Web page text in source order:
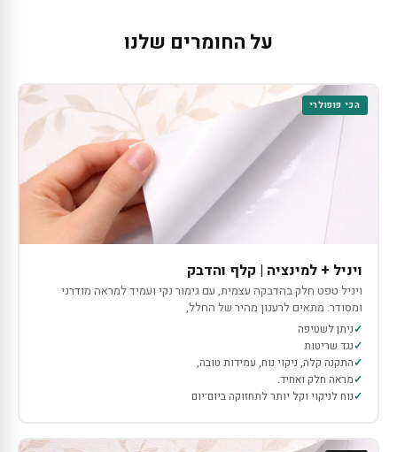
על החומרים שלנו
הכי פופולרי
ויניל + למינציה | קלף והדבק
ויניל טפט חלק בהדבקה עצמית, עם גימור נקי ועמיד למראה מודרני
ומסודר. מתאים לרענון מהיר של החלל,
ניתן לשטיפה
נגד שריטות
התקנה קלה, ניקוי נוח, עמידות טובה,
מראה חלק ואחיד.
נוח לניקוי וקל יותר לתחזוקה ביום־יום